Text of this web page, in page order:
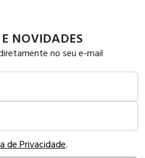
NOVIDADES
no seu e-mail
de Privacidade.